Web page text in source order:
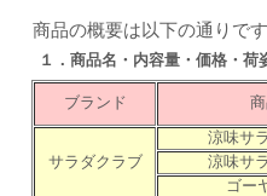
商品の概要は以下の通りで
１．商品名・内容量・価格・荷
ブランド
サラダクラブ
涼味サ
涼味サ
ゴー